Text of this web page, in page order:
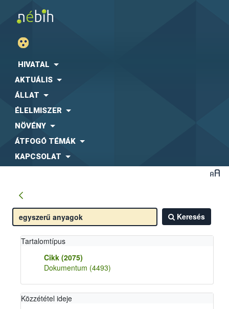
HIVATAL
AKTUÁLIS
ÁLLAT
ÉLELMISZER
NÖVÉNY
ÁTFOGÓ TÉMÁK
KAPCSOLAT
Keresés
Tartalomtípus
Cikk (2075)
Dokumentum (4493)
Közzététel ideje